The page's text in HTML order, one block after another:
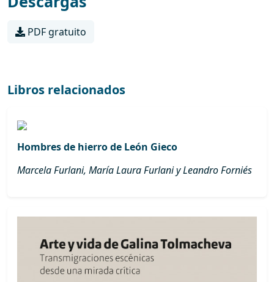
PDF gratuito
Libros relacionados
Hombres de hierro de León Gieco
Marcela Furlani, María Laura Furlani y Leandro Forniés